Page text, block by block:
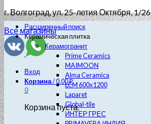
г. Волгоград, ул. 25-летия Октября, 1/26
Все магазины
Вход
Корзина/0.00₽
0
Корзина пуста.
Расширенный поиск
Керамическая плитка
Керамогранит
Prime Ceramics
MAIMOON
Alma Ceramica
LCM 600х1200
Laparet
Global-tile
ИНТЕР ГРЕС